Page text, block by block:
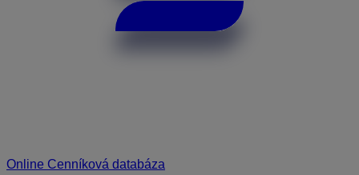
Online Cenníková databáza